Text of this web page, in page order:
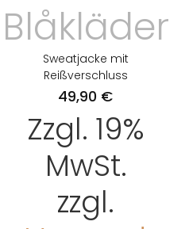
Blåkläder
Sweatjacke mit
Reißverschluss
49,90 €
Zzgl. 19%
MwSt.
zzgl.